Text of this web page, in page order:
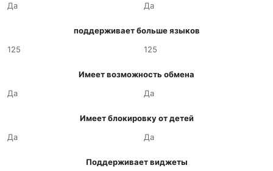
Да
Да
поддерживает больше языков
125
125
Имеет возможность обмена
Да
Да
Имеет блокировку от детей
Да
Да
Поддерживает виджеты